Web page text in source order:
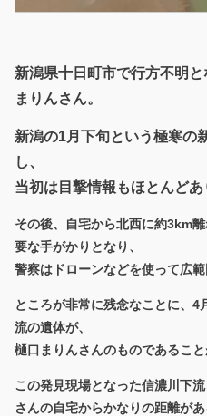
新潟県十日町市で行方不明
まりんさん。
新潟の1月下旬という極寒の
し、
当初は目撃情報もほとんどあ
その後、自宅から北西に約3km
要な手がかりとなり、
警察はドローンなどを使って広
ところが非常に残念なことに、
流の遺体が、
樋口まりんさんのものであるこ
この発見現場となった信濃川下流
さんの自宅からかなりの距離があ